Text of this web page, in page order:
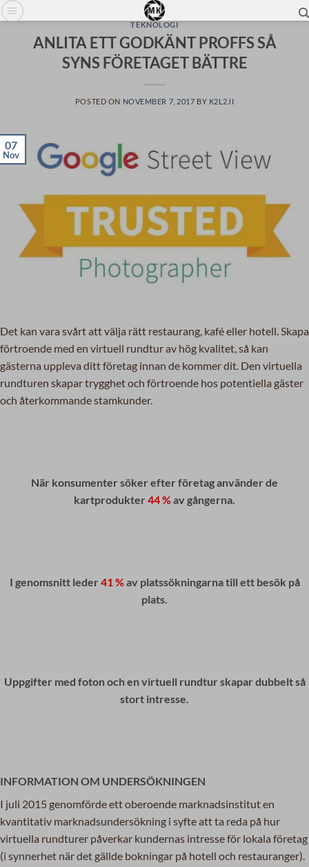
Skip
to
content
TEKNOLOGI
ANLITA ETT GODKÄNT PROFFS SÅ
SYNS FÖRETAGET BÄTTRE
POSTED ON NOVEMBER 7, 2017 BY K2L2JI
07
Nov
Det kan vara svårt att välja rätt restaurang, kafé eller hotell. Skapa
förtroende med en virtuell rundtur av hög kvalitet, så kan
gästerna uppleva ditt företag innan de kommer dit. Den virtuella
rundturen skapar trygghet och förtroende hos potentiella gäster
och återkommande stamkunder.
När konsumenter söker efter företag använder de
kartprodukter 44 %av gångerna.
I genomsnitt leder 41 %av platssökningarna till ett besök på
plats.
Uppgifter med foton och en virtuell rundtur skapar dubbelt så
stort intresse.
INFORMATION OM UNDERSÖKNINGEN
I juli 2015 genomförde ett oberoende marknadsinstitut en
kvantitativ marknadsundersökning i syfte att ta reda på hur
virtuella rundturer påverkar kundernas intresse för lokala företag
(i synnerhet när det gällde bokningar på hotell och restauranger).